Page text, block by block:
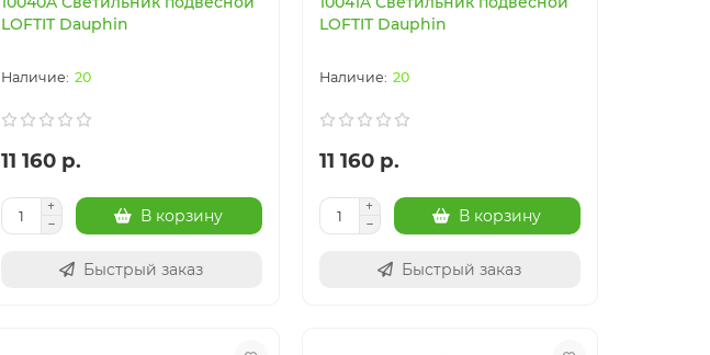
LOFTIT Dauphin
20
11 160 р.
В корзину
Быстрый заказ
LOFTIT Dauphin
20
11 160 р.
В корзину
Быстрый заказ